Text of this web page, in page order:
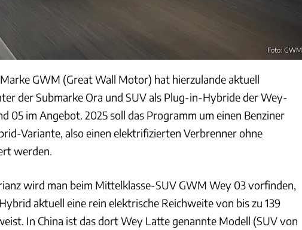
Foto: GWM
GWM (Great Wall Motor) hat hierzulande aktuell
der Submarke Ora und SUV als Plug-in-Hybride der Wey-
05 im Angebot. 2025 soll das Programm um einen Benziner
Variante, also einen elektrifizierten Verbrenner ohne
werden.
wird man beim Mittelklasse-SUV GWM Wey 03 vorfinden,
aktuell eine rein elektrische Reichweite von bis zu 139
In China ist das dort Wey Latte genannte Modell (SUV von